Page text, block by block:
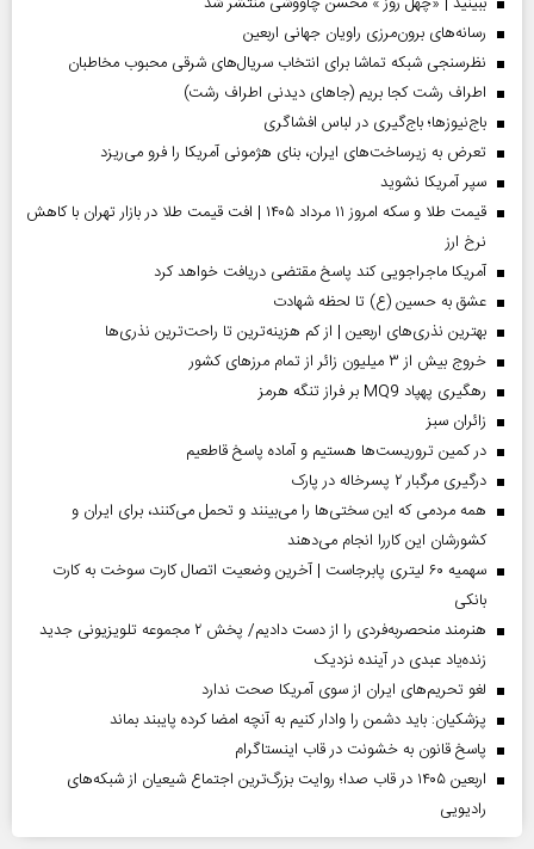
رسانه‌های برون‌مرزی راویان جهانی اربعین
نظرسنجی شبکه تماشا برای انتخاب سریال‌های شرقی محبوب مخاطبان
اطراف رشت کجا بریم (جاهای دیدنی اطراف رشت)
باج‌نیوزها؛ باج‌گیری در لباس افشاگری
تعرض به زیرساخت‌های ایران، بنای هژمونی آمریکا را فرو می‌ریزد
سپر آمریکا نشوید
قیمت طلا و سکه امروز ۱۱ مرداد ۱۴۰۵ | افت قیمت طلا در بازار تهران با کاهش
نرخ ارز
آمریکا ماجراجویی کند پاسخ مقتضی دریافت خواهد کرد
عشق به حسین (ع) تا لحظه شهادت
بهترین نذری‌های اربعین | از کم هزینه‌ترین تا راحت‌ترین نذری‌ها
خروج بیش از ۳ میلیون زائر از تمام مرز‌های کشور
رهگیری پهپاد MQ9 بر فراز تنگه هرمز
‌زائران سبز
در کمین تروریست‌ها هستیم و آماده پاسخ قاطعیم
درگیری مرگبار ۲ پسرخاله در پارک
همه مردمی که این سختی‌ها را می‌بینند و تحمل می‌کنند، برای ایران و
کشورشان این کاررا انجام می‌دهند
سهمیه ۶۰ لیتری پابرجاست | آخرین وضعیت اتصال کارت سوخت به کارت
بانکی
هنرمند منحصر‌به‌فردی را از دست دادیم/ پخش ۲ مجموعه تلویزیونی جدید
زنده‌یاد عبدی در آینده نزدیک
لغو تحریم‌های ایران از سوی آمریکا صحت ندارد
پزشکیان: باید دشمن را وادار کنیم به آنچه امضا کرده پایبند بماند
پاسخ قانون به خشونت در قاب اینستاگرام
اربعین ۱۴۰۵ در قاب صدا؛ روایت بزرگ‌ترین اجتماع شیعیان از شبکه‌های
رادیویی